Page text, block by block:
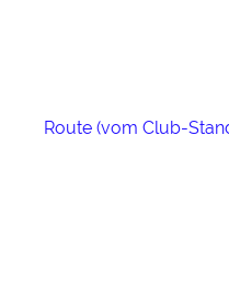
Route (vom Club-